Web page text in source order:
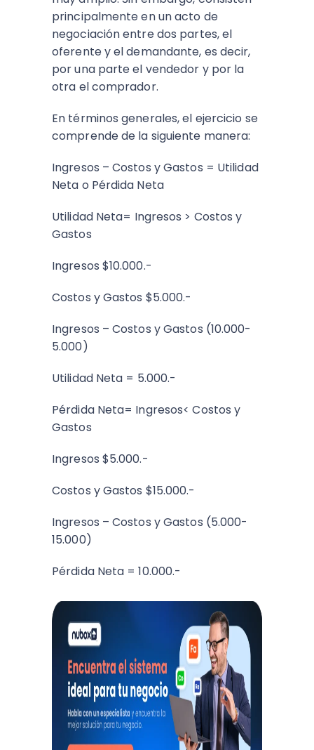
principalmente en un acto de
negociación entre dos partes, el
oferente y el demandante, es decir,
por una parte el vendedor y por la
otra el comprador.
En términos generales, el ejercicio se
comprende de la siguiente manera:
Ingresos – Costos y Gastos = Utilidad
Neta o Pérdida Neta
Utilidad Neta= Ingresos > Costos y
Gastos
Ingresos $10.000.-
Costos y Gastos $5.000.-
Ingresos – Costos y Gastos (10.000-
5.000)
Utilidad Neta = 5.000.-
Pérdida Neta= Ingresos< Costos y
Gastos
Ingresos $5.000.-
Costos y Gastos $15.000.-
Ingresos – Costos y Gastos (5.000-
15.000)
Pérdida Neta = 10.000.-